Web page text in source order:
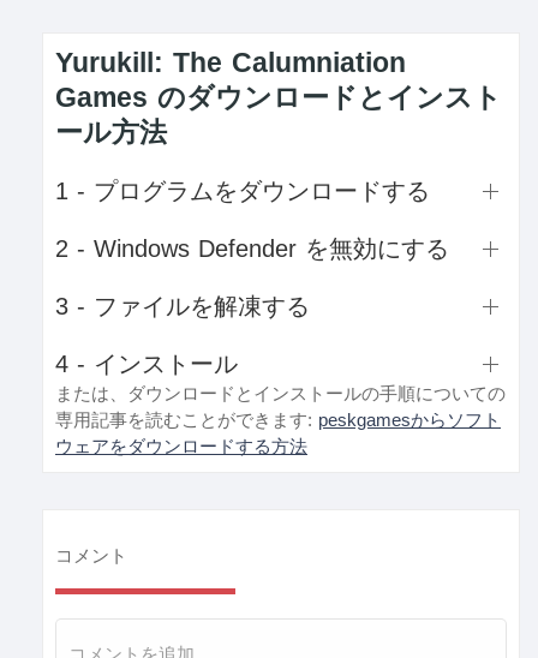
Yurukill: The Calumniation
Games のダウンロードとインスト
ール方法
1 - プログラムをダウンロードする
2 - Windows Defender を無効にする
3 - ファイルを解凍する
4 - インストール
または、ダウンロードとインストールの手順についての
専用記事を読むことができます: peskgamesからソフト
ウェアをダウンロードする方法
コメント